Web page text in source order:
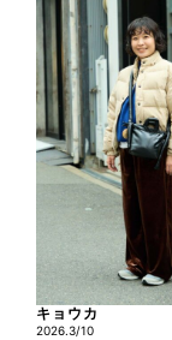
キョウカ
2026.3/10